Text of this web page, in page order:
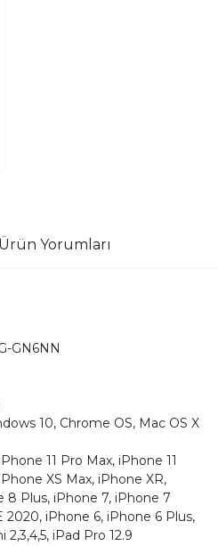
Ürün Yorumları
GN6NN
10, Chrome OS, Mac OS X
11 Pro Max, iPhone 11
XS Max, iPhone XR,
8 Plus, iPhone 7, iPhone 7
2020, iPhone 6, iPhone 6 Plus,
iPad Pro 12.9